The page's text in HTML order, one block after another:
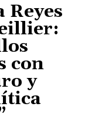
Reyes
con
y